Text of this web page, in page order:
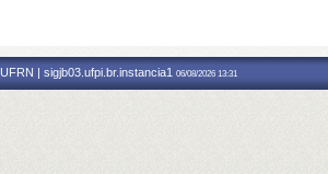
| sigjb03.ufpi.br.instancia1 06/08/2026 13:31